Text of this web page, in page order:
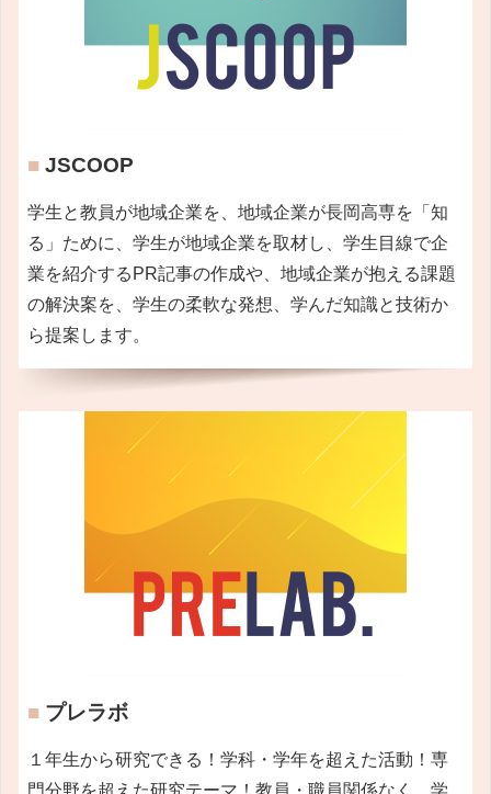
■ JSCOOP
学生と教員が地域企業を、地域企業が長岡高専を「知
る」ために、学生が地域企業を取材し、学生目線で企
業を紹介するPR記事の作成や、地域企業が抱える課題
の解決案を、学生の柔軟な発想、学んだ知識と技術か
ら提案します。
■ プレラボ
１年生から研究できる！学科・学年を超えた活動！専